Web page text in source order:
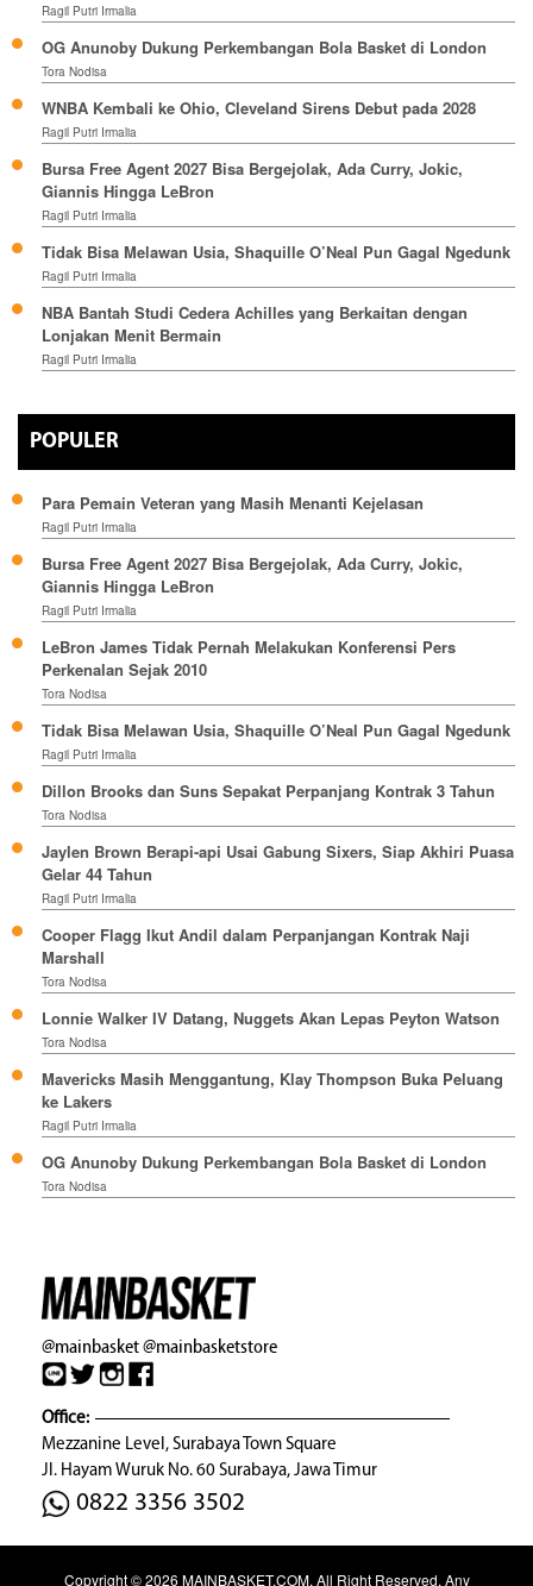
Ragil Putri Irmalia
OG Anunoby Dukung Perkembangan Bola Basket di London
Tora Nodisa
WNBA Kembali ke Ohio, Cleveland Sirens Debut pada 2028
Ragil Putri Irmalia
Bursa Free Agent 2027 Bisa Bergejolak, Ada Curry, Jokic,
Giannis Hingga LeBron
Ragil Putri Irmalia
Tidak Bisa Melawan Usia, Shaquille O’Neal Pun Gagal Ngedunk
Ragil Putri Irmalia
NBA Bantah Studi Cedera Achilles yang Berkaitan dengan
Lonjakan Menit Bermain
Ragil Putri Irmalia
POPULER
Para Pemain Veteran yang Masih Menanti Kejelasan
Ragil Putri Irmalia
Bursa Free Agent 2027 Bisa Bergejolak, Ada Curry, Jokic,
Giannis Hingga LeBron
Ragil Putri Irmalia
LeBron James Tidak Pernah Melakukan Konferensi Pers
Perkenalan Sejak 2010
Tora Nodisa
Tidak Bisa Melawan Usia, Shaquille O’Neal Pun Gagal Ngedunk
Ragil Putri Irmalia
Dillon Brooks dan Suns Sepakat Perpanjang Kontrak 3 Tahun
Tora Nodisa
Jaylen Brown Berapi-api Usai Gabung Sixers, Siap Akhiri Puasa
Gelar 44 Tahun
Ragil Putri Irmalia
Cooper Flagg Ikut Andil dalam Perpanjangan Kontrak Naji
Marshall
Tora Nodisa
Lonnie Walker IV Datang, Nuggets Akan Lepas Peyton Watson
Tora Nodisa
Mavericks Masih Menggantung, Klay Thompson Buka Peluang
ke Lakers
Ragil Putri Irmalia
OG Anunoby Dukung Perkembangan Bola Basket di London
Tora Nodisa
@mainbasket@mainbasketstore
Office:
Mezzanine Level, Surabaya Town Square
Jl. Hayam Wuruk No. 60 Surabaya, Jawa Timur
0822 3356 3502
Copyright © 2026 MAINBASKET.COM. All Right Reserved. Any